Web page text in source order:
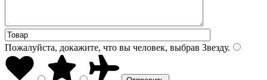
Пожалуйста, докажите, что вы человек, выбрав Звезду.